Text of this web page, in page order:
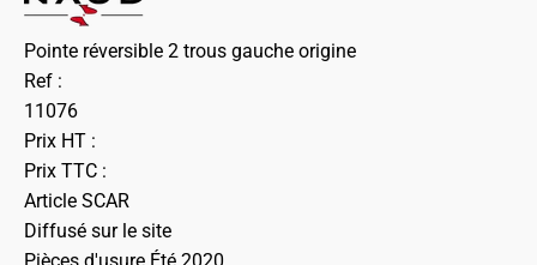
Pointe réversible 2 trous gauche origine
Ref :
11076
Prix HT :
Prix TTC :
Article SCAR
Diffusé sur le site